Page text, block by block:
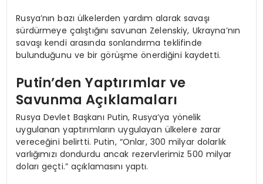
Rusya’nın bazı ülkelerden yardım alarak savaşı
sürdürmeye çalıştığını savunan Zelenskiy, Ukrayna’nın
savaşı kendi arasında sonlandırma teklifinde
bulunduğunu ve bir görüşme önerdiğini kaydetti.
Putin’den Yaptırımlar ve
Savunma Açıklamaları
Rusya Devlet Başkanı Putin, Rusya’ya yönelik
uygulanan yaptırımların uygulayan ülkelere zarar
vereceğini belirtti. Putin, “Onlar, 300 milyar dolarlık
varlığımızı dondurdu ancak rezervlerimiz 500 milyar
doları geçti.” açıklamasını yaptı.